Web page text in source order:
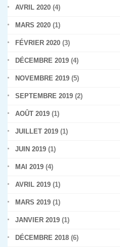
AVRIL 2020 (4)
MARS 2020 (1)
FÉVRIER 2020 (3)
DÉCEMBRE 2019 (4)
NOVEMBRE 2019 (5)
SEPTEMBRE 2019 (2)
AOÛT 2019 (1)
JUILLET 2019 (1)
JUIN 2019 (1)
MAI 2019 (4)
AVRIL 2019 (1)
MARS 2019 (1)
JANVIER 2019 (1)
DÉCEMBRE 2018 (6)